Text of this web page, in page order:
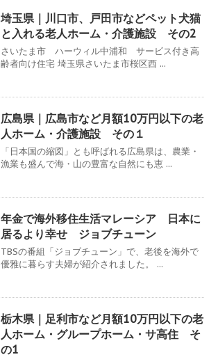
埼玉県｜川口市、戸田市などペット犬猫
と入れる老人ホーム・介護施設 その2
さいたま市 ハーウィル中浦和 サービス付き高
齢者向け住宅 埼玉県さいたま市桜区西 ...
広島県｜広島市など月額10万円以下の老
人ホーム・介護施設 その１
「日本国の縮図」とも呼ばれる広島県は、農業・
漁業も盛んで海・山の豊富な自然にも恵 ...
年金で海外移住生活マレーシア 日本に
居るより幸せ ジョブチューン
TBSの番組「ジョブチューン」で、老後を海外で
優雅に暮らす夫婦が紹介されました。 ...
栃木県｜足利市など月額10万円以下の老
人ホーム・グループホーム・サ高住 そ
の1